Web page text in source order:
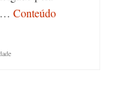
… Conteúdo